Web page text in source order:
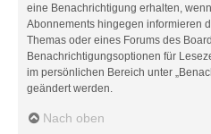
eine Benachrichtigung erhalten,
Abonnements hingegen informieren
Themas oder eines Forums des
Benachrichtigungsoptionen für
im persönlichen Bereich unter
geändert werden.
Nach oben